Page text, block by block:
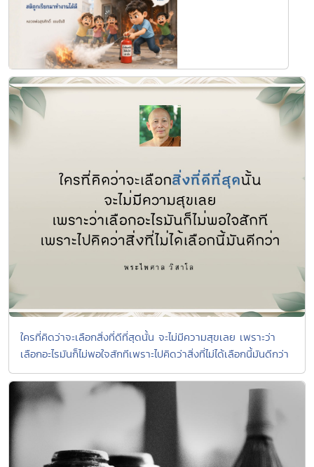
ใครที่คิดว่าจะเลือกสิ่งที่ดีที่สุดนั้น จะไม่มีความสุขเลย เพราะว่า
เลือกอะไรมันก็ไม่พอใจสักทีเพราะไปคิดว่าสิ่งที่ไม่ได้เลือกนี้มันดีกว่า